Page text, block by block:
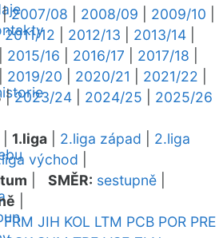
2007/08 2008/09 2009/10
2011/12 2012/13 2013/14
2015/16 2016/17 2017/18
2019/20 2020/21 2021/22
|2023/24 2024/25
2025/26
1.liga 2.liga západ
2.liga
východ
SMĚR: sestupně
FRM JIH KOL LTM PCB POR PRE